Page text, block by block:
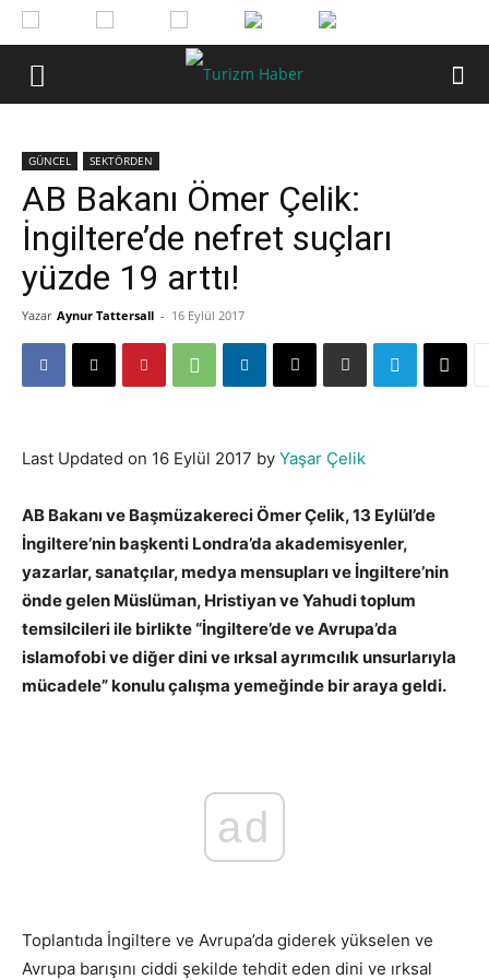
GÜNCEL SEKTÖRDEN
AB Bakanı Ömer Çelik:
İngiltere’de nefret suçları
yüzde 19 arttı!
Yazar Aynur Tattersall - 16 Eylül 2017
Last Updated on 16 Eylül 2017 by Yaşar Çelik
AB Bakanı ve Başmüzakereci Ömer Çelik, 13 Eylül’de
İngiltere’nin başkenti Londra’da akademisyenler,
yazarlar, sanatçılar, medya mensupları ve İngiltere’nin
önde gelen Müslüman, Hristiyan ve Yahudi toplum
temsilcileri ile birlikte “İngiltere’de ve Avrupa’da
islamofobi ve diğer dini ve ırksal ayrımcılık unsurlarıyla
mücadele” konulu çalışma yemeğinde bir araya geldi.
ad
Toplantıda İngiltere ve Avrupa’da giderek yükselen ve
Avrupa barışını ciddi şekilde tehdit eden dini ve ırksal